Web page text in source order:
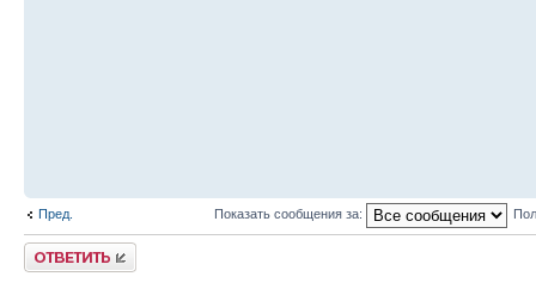
Пред. Показать сообщения за:
Ответить